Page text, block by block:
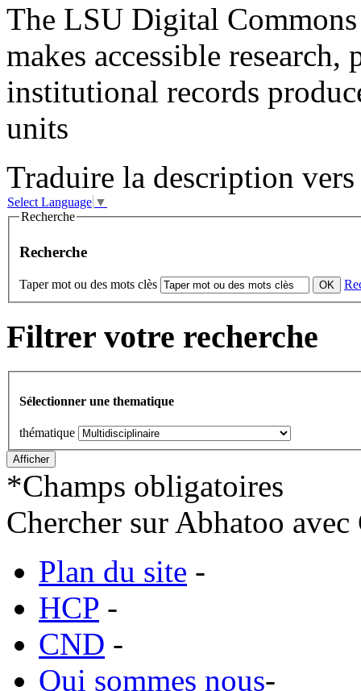
The LSU Digital
makes accessible
institutional records
units
Traduire la description
Select Language ▼
Recherche
Recherche
Taper mot ou des mots clès
Filtrer votre recherche
Sélectionner une thematique
thématique
*Champs obligatoires
Chercher sur Abhatoo
Plan du site -
HCP -
CND -
Qui sommes nous-